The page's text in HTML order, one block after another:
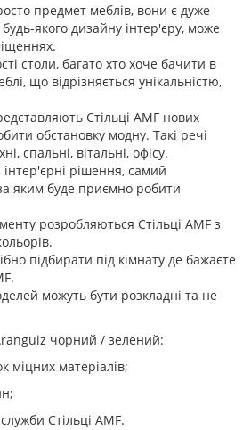
предмет меблів, вони є дуже
якого дизайну інтер'єру, може
столи, багато хто хоче бачити в
що відрізняється унікальністю,
Стільці AMF нових
обстановку модну. Такі речі
спальні, вітальні, офісу.
рішення, самий
яким буде приємно робити
розробляються Стільці AMF з
підбирати під кімнату де бажаєте
можуть бути розкладні та не
чорний / зелений:
міцних матеріалів;
Стільці AMF.